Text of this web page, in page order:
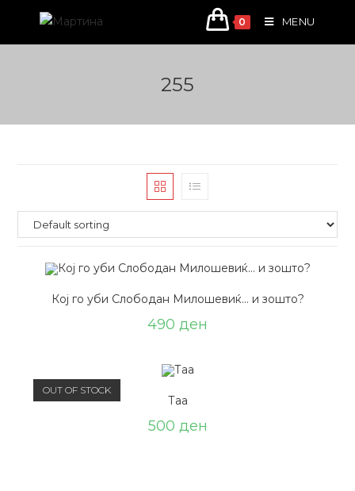
content
0 MENU
255
Кој го уби Слободан Милошевиќ… и зошто?
490 ден
OUT OF STOCK
Таа
500 ден